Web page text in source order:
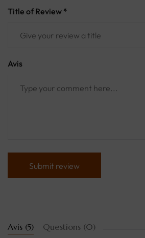
Title of Review *
Avis
Avis (5) Questions (0)